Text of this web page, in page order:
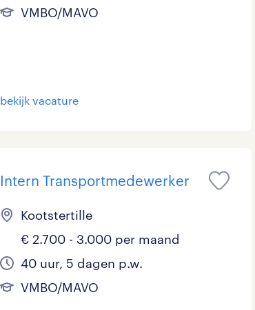
VMBO/MAVO
bekijk vacature
Intern Transportmedewerker
Kootstertille
€ 2.700 - 3.000 per maand
40 uur, 5 dagen p.w.
VMBO/MAVO